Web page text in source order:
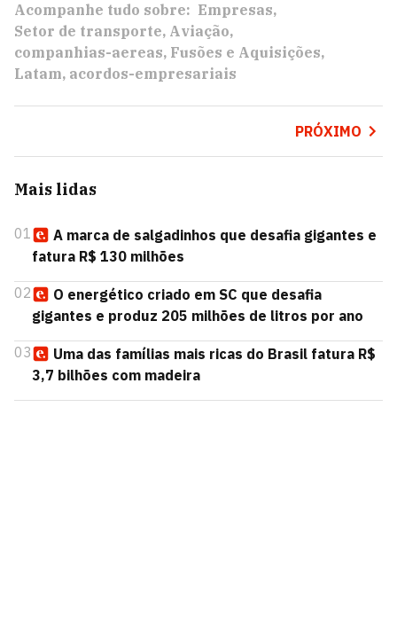
Acompanhe tudo sobre: Empresas
Setor de transporte Aviação
companhias-aereas Fusões e Aquisições
Latam acordos-empresariais
PRÓXIMO
Mais lidas
01
A marca de salgadinhos que desafia gigantes e
fatura R$ 130 milhões
02
O energético criado em SC que desafia
gigantes e produz 205 milhões de litros por ano
03
Uma das famílias mais ricas do Brasil fatura R$
3,7 bilhões com madeira